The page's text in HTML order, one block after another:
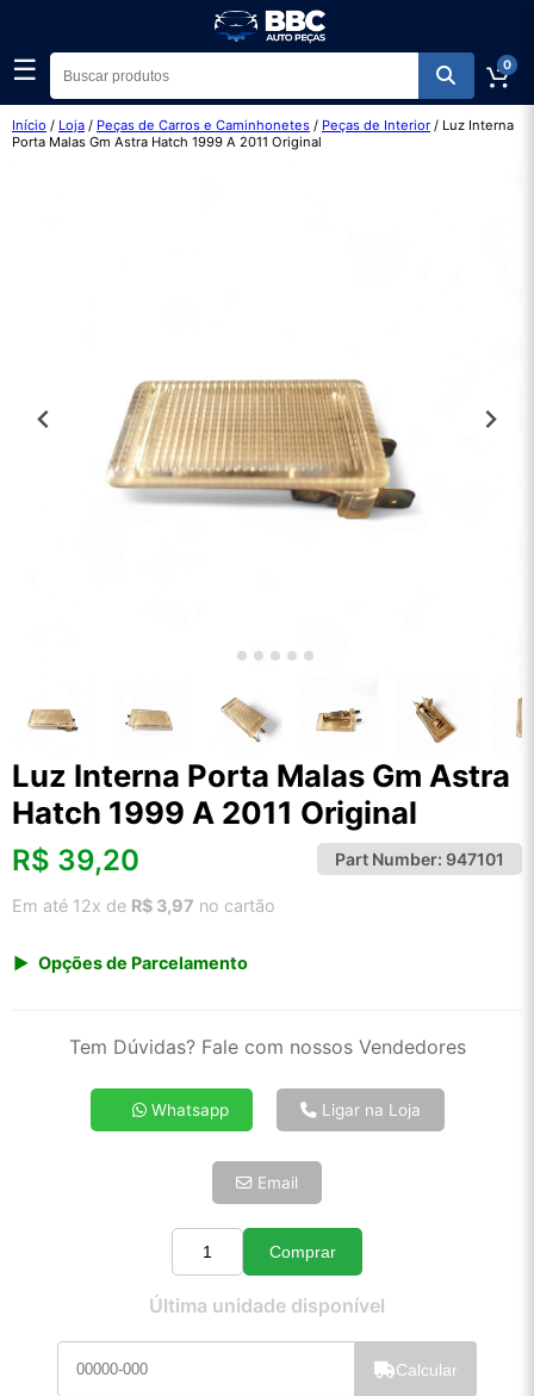
☰ 0
Início / Loja / Peças de Carros e Caminhonetes / Peças de Interior / Luz Interna
Porta Malas Gm Astra Hatch 1999 A 2011 Original
Luz Interna Porta Malas Gm Astra
Hatch 1999 A 2011 Original
R$ 39,20 Part Number: 947101
Em até 12x de R$ 3,97 no cartão
Opções de Parcelamento
2x de R$ 21,10
4x de R$ 10,86
5x de R$ 8,81
Tem Dúvidas? Fale com nossos Vendedores
Whatsapp Ligar na Loja
Email
Quantidade
Comprar
Última unidade disponível
Calcular